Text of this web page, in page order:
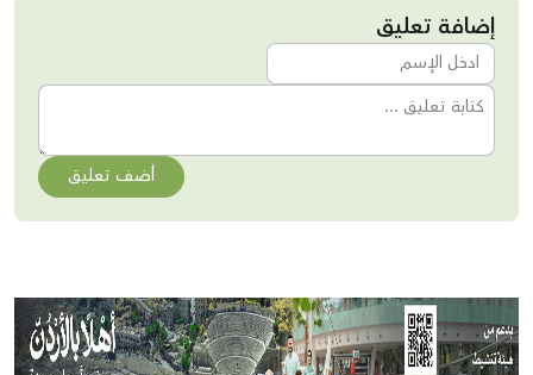
إضافة تعليق
أضف تعليق